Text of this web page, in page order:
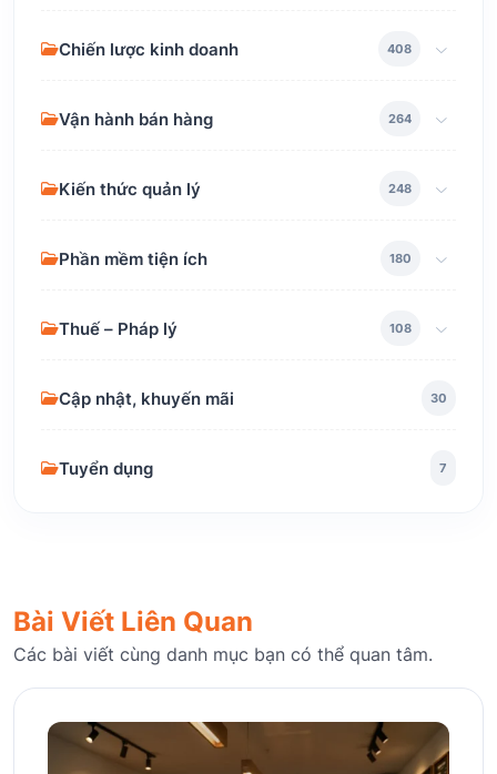
Chiến lược kinh doanh 408
Vận hành bán hàng 264
Kiến thức quản lý 248
Phần mềm tiện ích 180
Thuế – Pháp lý 108
Cập nhật, khuyến mãi 30
Tuyển dụng 7
Bài Viết Liên Quan
Các bài viết cùng danh mục bạn có thể quan tâm.